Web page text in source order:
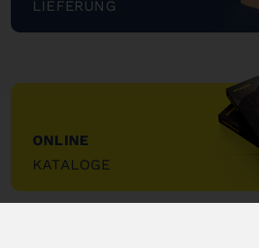
LIEFERUNG
"
ONLINE
KATALOGE
"